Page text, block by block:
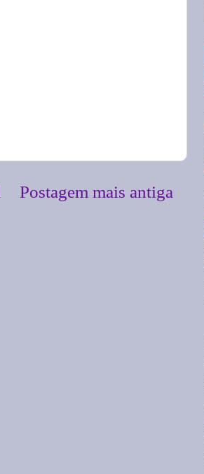
Postagem mais antiga